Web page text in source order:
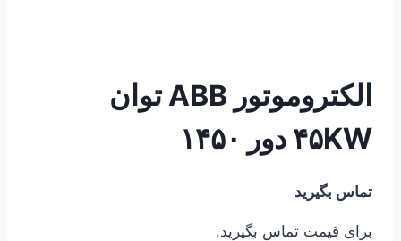
الکتروموتور ABB توان
۴۵KW دور ۱۴۵۰
تماس بگیرید
برای قیمت تماس بگیرید.